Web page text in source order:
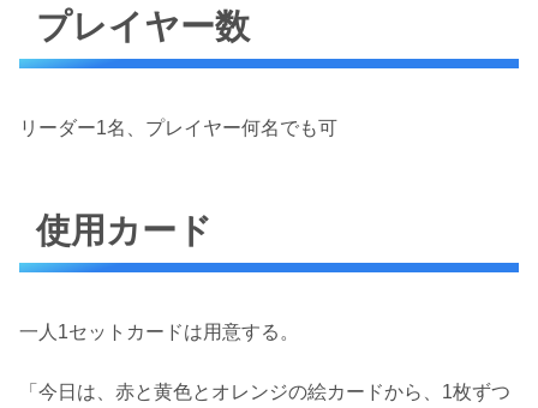
プレイヤー数
リーダー1名、プレイヤー何名でも可
使用カード
一人1セットカードは用意する。
「今日は、赤と黄色とオレンジの絵カードから、1枚ずつ